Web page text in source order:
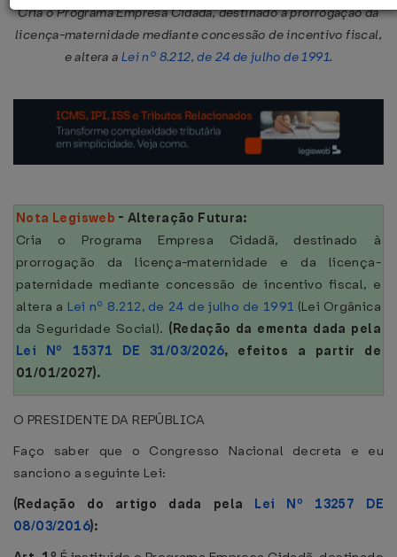
Cria o Programa Empresa Cidadã, destinado à prorrogação da
licença-maternidade mediante concessão de incentivo fiscal,
e altera a Lei nº 8.212, de 24 de julho de 1991.
Nota Legisweb - Alteração Futura:
Cria o Programa Empresa Cidadã, destinado à
prorrogação da licença-maternidade e da licença-
paternidade mediante concessão de incentivo fiscal, e
altera a Lei nº 8.212, de 24 de julho de 1991 (Lei Orgânica
da Seguridade Social). (Redação da ementa dada pela
Lei Nº 15371 DE 31/03/2026, efeitos a partir de
01/01/2027).
O PRESIDENTE DA REPÚBLICA
Faço saber que o Congresso Nacional decreta e eu
sanciono a seguinte Lei:
(Redação do artigo dada pela Lei Nº 13257 DE
08/03/2016):